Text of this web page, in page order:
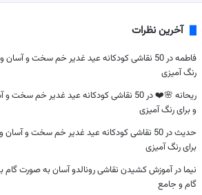
آخرین نظرات
فاطمهدر
50 نقاشی کودکانه عید غدیر خم سخت و آسان و
رنگ آمیزی
ریحانه 🌸❤️در
50 نقاشی کودکانه عید غدیر خم سخت و
و برای رنگ آمیزی
حدیثدر
50 نقاشی کودکانه عید غدیر خم سخت و آسان و
برای رنگ آمیزی
نیما درآموزش کشیدن نقاشی رونالدو آسان به صورت گام
گام و جامع